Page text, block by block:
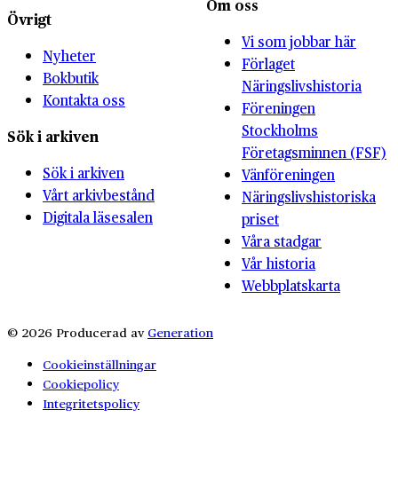
Övrigt
Nyheter
Bokbutik
Kontakta oss
Sök i arkiven
Sök i arkiven
Vårt arkivbestånd
Digitala läsesalen
Om oss
Vi som jobbar här
Förlaget
Näringslivshistoria
Föreningen
Stockholms
Företagsminnen (FSF)
Vänföreningen
Näringslivshistoriska
priset
Våra stadgar
Vår historia
Webbplatskarta
© 2026 Producerad av Generation
Cookieinställningar
Cookiepolicy
Integritetspolicy